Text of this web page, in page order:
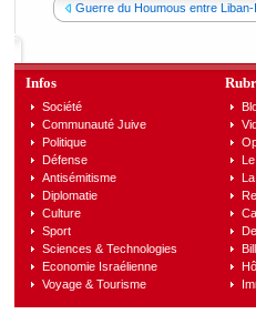
Guerre du Houmous entre Liban-
Infos
Société
Communauté Juive
Politique
Défense
Antisémitisme
Diplomatie
Culture
Sport
Sciences & Technologies
Economie Israélienne
Voyage & Tourisme